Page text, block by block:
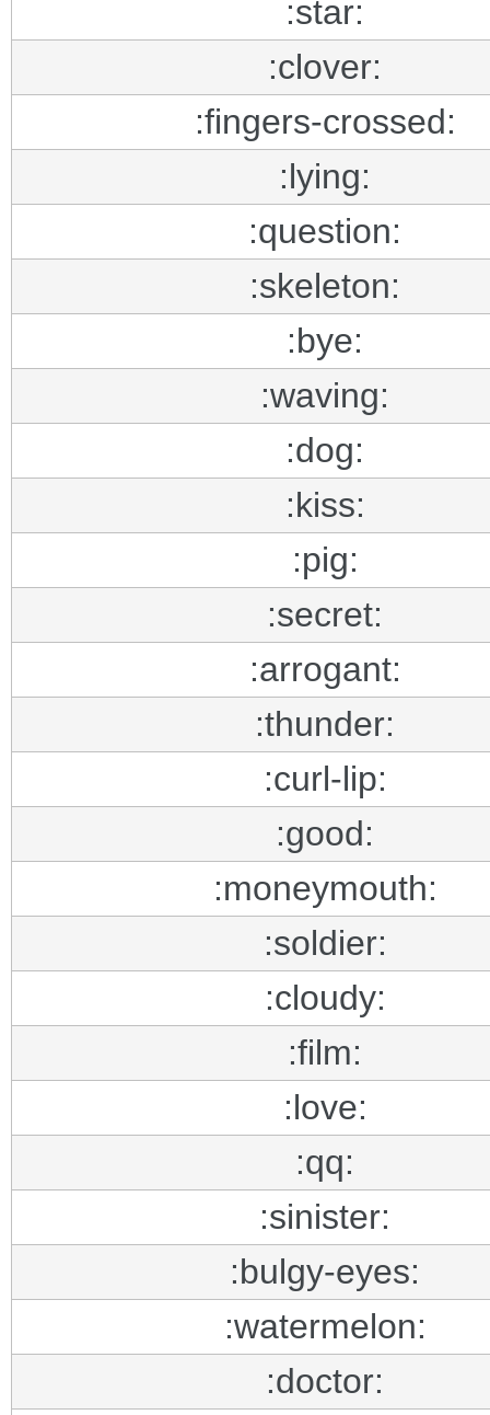
:star:
:clover:
:fingers-crossed:
:lying:
:question:
:skeleton:
:bye:
:waving:
:dog:
:kiss:
:pig:
:secret:
:arrogant:
:thunder:
:curl-lip:
:good:
:moneymouth:
:soldier:
:cloudy:
:film:
:love:
:qq:
:sinister:
:bulgy-eyes:
:watermelon:
:doctor: